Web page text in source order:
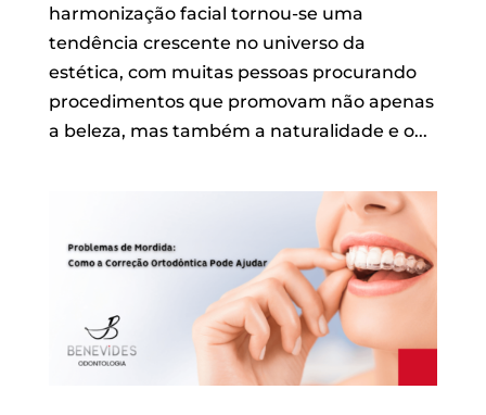
harmonização facial tornou-se uma
tendência crescente no universo da
estética, com muitas pessoas procurando
procedimentos que promovam não apenas
a beleza, mas também a naturalidade e o...